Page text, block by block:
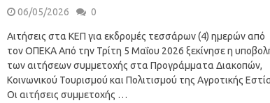
06/05/2026 0
Αιτήσεις στα ΚΕΠ για εκδρομές τεσσάρων (4) ημερών από
τον ΟΠΕΚΑ Από την Τρίτη 5 Μαΐου 2026 ξεκίνησε η
των αιτήσεων συμμετοχής στα Προγράμματα Διακοπών,
Κοινωνικού Τουρισμού και Πολιτισμού της Αγροτικής
Οι αιτήσεις συμμετοχής …